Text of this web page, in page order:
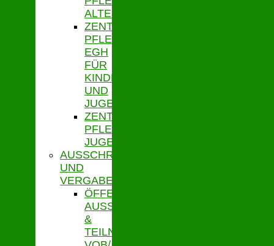
ALTENHILFE
ZENTRALE
PFLEGESATZSTELLE
EGH
FÜR
KINDER
UND
JUGENDLICHE
ZENTRALE
PFLEGESATZSTELLE
JUGENDHILFE
AUSSCHREIBUNGEN
UND
VERGABE
ÖFFENTLICHE
AUSSCHR.
&
TEILNAHMEWETTBEWERBE